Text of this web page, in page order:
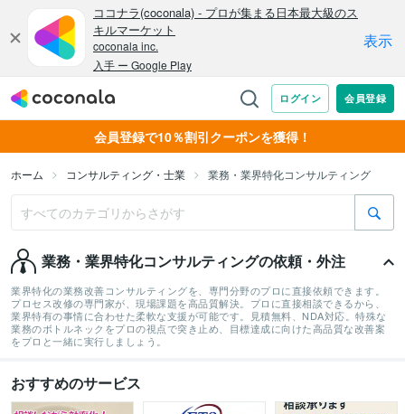
会員登録で10％割引クーポンを獲得！
ホーム コンサルティング・士業 業務・業界特化コンサルティング
業務・業界特化コンサルティングの依頼・外注
業界特化の業務改善コンサルティングを、専門分野のプロに直接依頼できます。
プロセス改修の専門家が、現場課題を高品質解決。プロに直接相談できるから、
業界特有の事情に合わせた柔軟な支援が可能です。見積無料、NDA対応。特殊な
業務のボトルネックをプロの視点で突き止め、目標達成に向けた高品質な改善案
をプロと一緒に実行しましょう。
おすすめのサービス